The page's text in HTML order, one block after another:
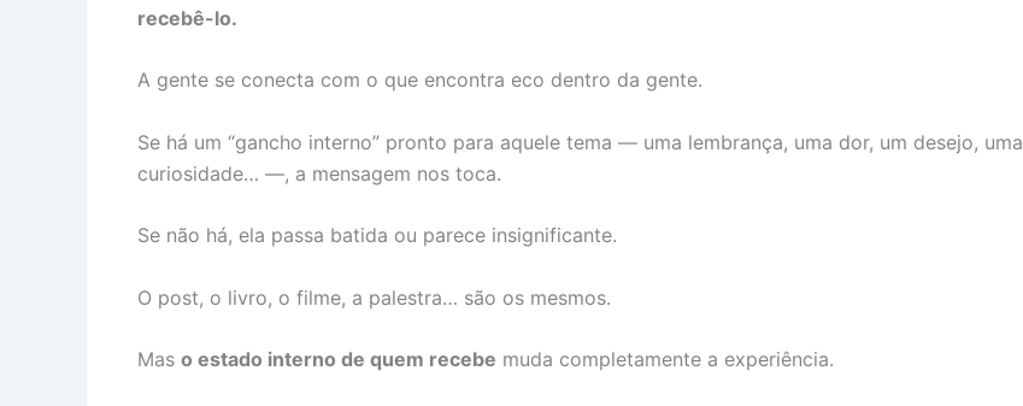
recebê-lo.
A gente se conecta com o que encontra eco dentro da gente.
Se há um “gancho interno” pronto para aquele tema — uma lembrança, uma dor, um desejo, uma
curiosidade… —, a mensagem nos toca.
Se não há, ela passa batida ou parece insignificante.
O post, o livro, o filme, a palestra… são os mesmos.
Mas o estado interno de quem recebe muda completamente a experiência.